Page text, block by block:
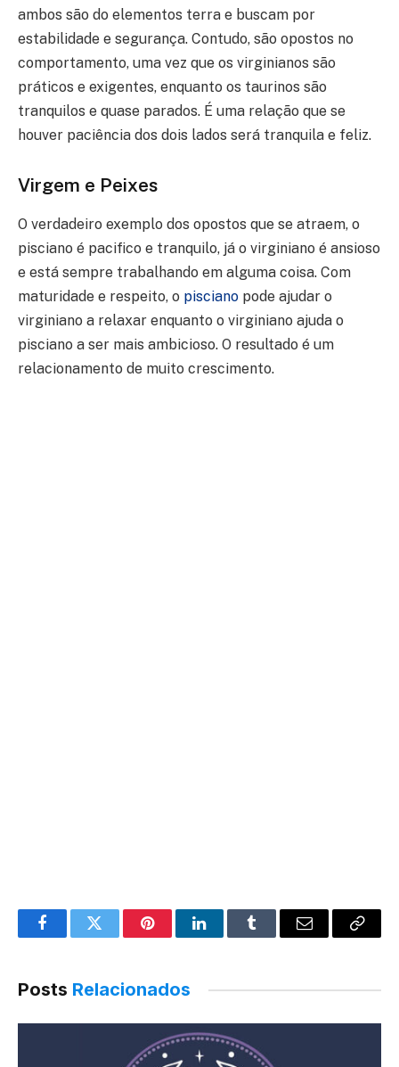
ambos são do elementos terra e buscam por
estabilidade e segurança. Contudo, são opostos no
comportamento, uma vez que os virginianos são
práticos e exigentes, enquanto os taurinos são
tranquilos e quase parados. É uma relação que se
houver paciência dos dois lados será tranquila e feliz.
Virgem e Peixes
O verdadeiro exemplo dos opostos que se atraem, o
pisciano é pacifico e tranquilo, já o virginiano é ansioso
e está sempre trabalhando em alguma coisa. Com
maturidade e respeito, o pisciano pode ajudar o
virginiano a relaxar enquanto o virginiano ajuda o
pisciano a ser mais ambicioso. O resultado é um
relacionamento de muito crescimento.
FacebookTwitter PinterestLinkedInTumblr E-
Link
cópia
Posts Relacionados